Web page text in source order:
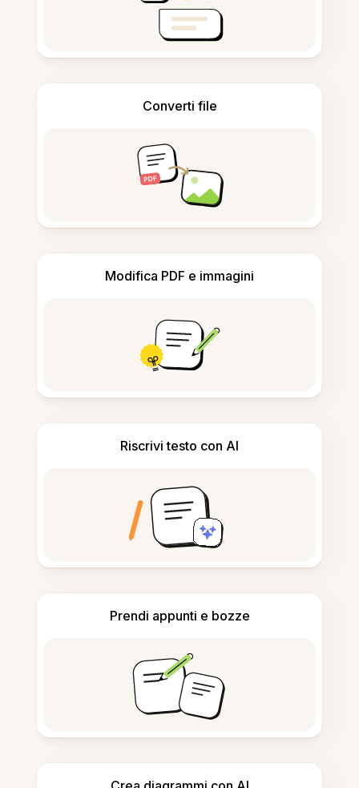
Converti file
Modifica PDF e immagini
Riscrivi testo con AI
Prendi appunti e bozze